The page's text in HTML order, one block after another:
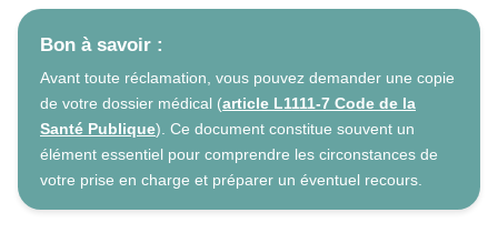
Bon à savoir :
Avant toute réclamation, vous pouvez demander une copie
de votre dossier médical (article L1111-7 Code de la
Santé Publique). Ce document constitue souvent un
élément essentiel pour comprendre les circonstances de
votre prise en charge et préparer un éventuel recours.